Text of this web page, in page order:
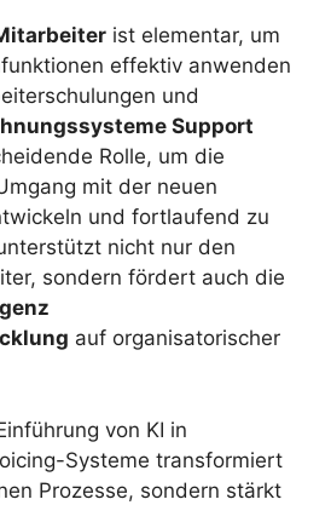
ist elementar, um
effektiv anwenden
und
Support
Rolle, um die
mit der neuen
und fortlaufend zu
nicht nur den
sondern fördert auch die
auf organisatorischer
von KI in
Systeme transformiert
Prozesse, sondern stärkt